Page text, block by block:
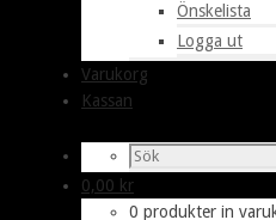
Önskelista
Logga ut
Varukorg
Kassan
0,00 kr
0 produkter in